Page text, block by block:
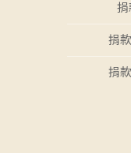
捐
捐
捐